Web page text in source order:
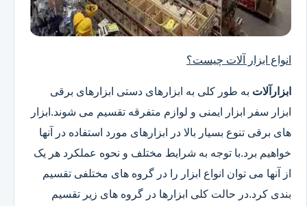
انواع ابزار آلات چیست؟
ابزارآلات به طور کلی به ابزارهای دستی ابزارهای برقی
ابزار سفر ابزار ایمنی و لوازم متفرقه تقسیم می شوند.ابزار
های برقی تنوع بسیار بالا در ابزارهای مورد استفاده در آنها
خواهیم برد.با توجه به شرایط مختلف و نحوه عملکرد هر یک
از آنها می توان انواع ابزار را در گروه های مختلفی تقسیم
بندی کرد.در حالت کلی ابزارها در گروه های زیر تقسیم